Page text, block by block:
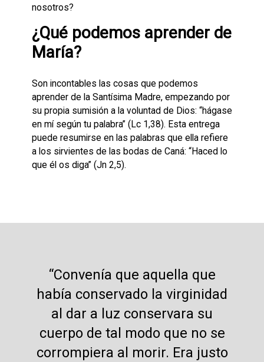
nosotros?
¿Qué podemos aprender de
María?
Son incontables las cosas que podemos
aprender de la Santísima Madre, empezando por
su propia sumisión a la voluntad de Dios: “hágase
en mí según tu palabra” (Lc 1,38). Esta entrega
puede resumirse en las palabras que ella refiere
a los sirvientes de las bodas de Caná: “Haced lo
que él os diga” (Jn 2,5).
“Convenía que aquella que
había conservado la virginidad
al dar a luz conservara su
cuerpo de tal modo que no se
corrompiera al morir. Era justo